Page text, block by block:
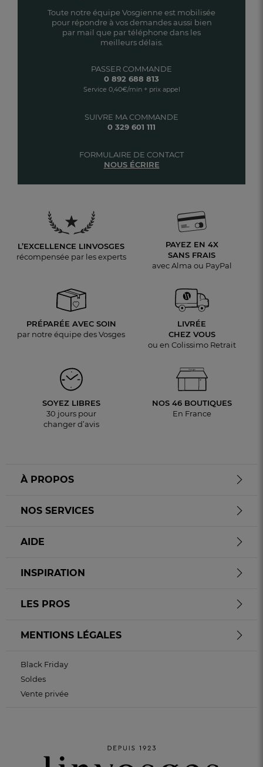
Toute notre équipe Vosgienne est mobilisée
pour répondre à vos demandes aussi bien
par mail que par téléphone dans les
meilleurs délais.
SUIVRE MA COMMANDE
0 329 601 111
PASSER COMMANDE
0 892 688 813
Service 0,40€/min + prix appel
FORMULAIRE DE CONTACT
NOUS ÉCRIRE
L’EXCELLENCE LINVOSGES
récompensée par les experts
PAYEZ EN 4X
SANS FRAIS
avec Alma ou PayPal
PRÉPARÉE AVEC SOIN
par notre équipe des Vosges
LIVRÉE
CHEZ VOUS
ou en Colissimo Retrait
SOYEZ LIBRES
30 jours pour
changer d’avis
NOS 46 BOUTIQUES
En France
À PROPOS
NOS SERVICES
AIDE
INSPIRATION
LES PROS
MENTIONS LÉGALES
Black Friday
Soldes
Vente privée